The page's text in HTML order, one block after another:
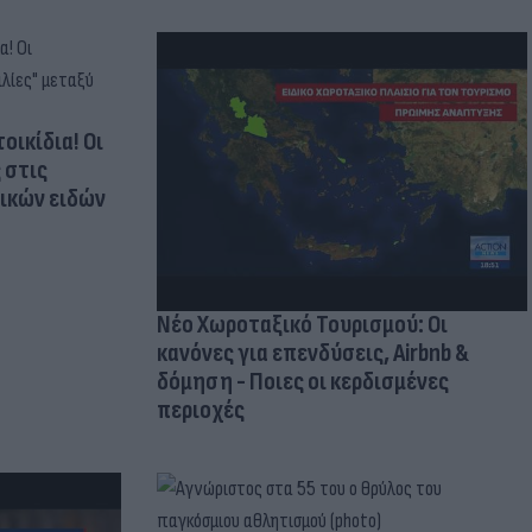
Οι
ειδών
Νέο Χωροταξικό Τουρισμού: Οι
κανόνες για επενδύσεις, Airbnb &
δόμηση - Ποιες οι κερδισμένες
περιοχές